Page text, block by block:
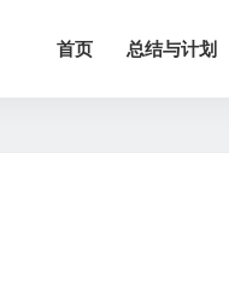
首页 总结与计划